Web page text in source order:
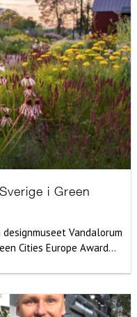
i Green
Vandalorum
Cities Europe Award...